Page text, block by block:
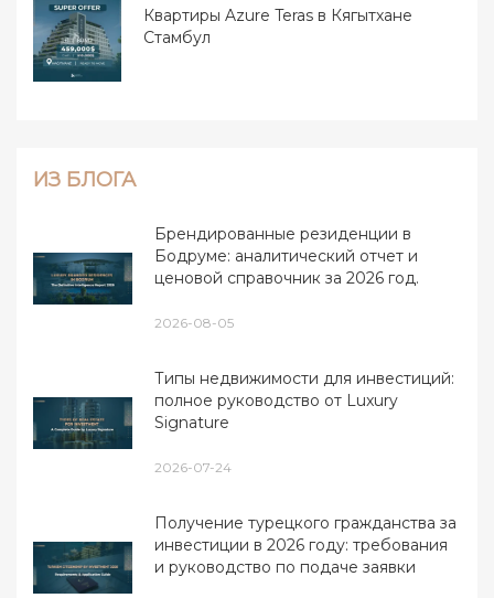
Квартиры Azure Teras в Кягытхане
Стамбул
ИЗ БЛОГА
Брендированные резиденции в
Бодруме: аналитический отчет и
ценовой справочник за 2026 год.
2026-08-05
Типы недвижимости для инвестиций:
полное руководство от Luxury
Signature
2026-07-24
Получение турецкого гражданства за
инвестиции в 2026 году: требования
и руководство по подаче заявки